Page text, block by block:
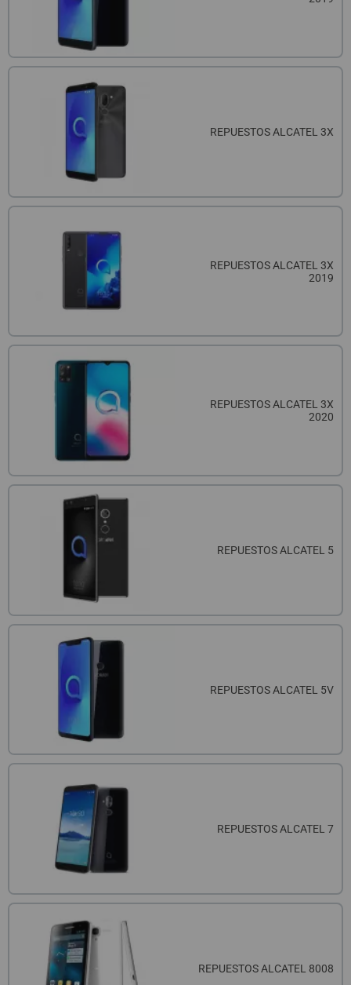
REPUESTOS ALCATEL 3X
REPUESTOS ALCATEL 3X
2019
REPUESTOS ALCATEL 3X
2020
REPUESTOS ALCATEL 5
REPUESTOS ALCATEL 5V
REPUESTOS ALCATEL 7
REPUESTOS ALCATEL 8008